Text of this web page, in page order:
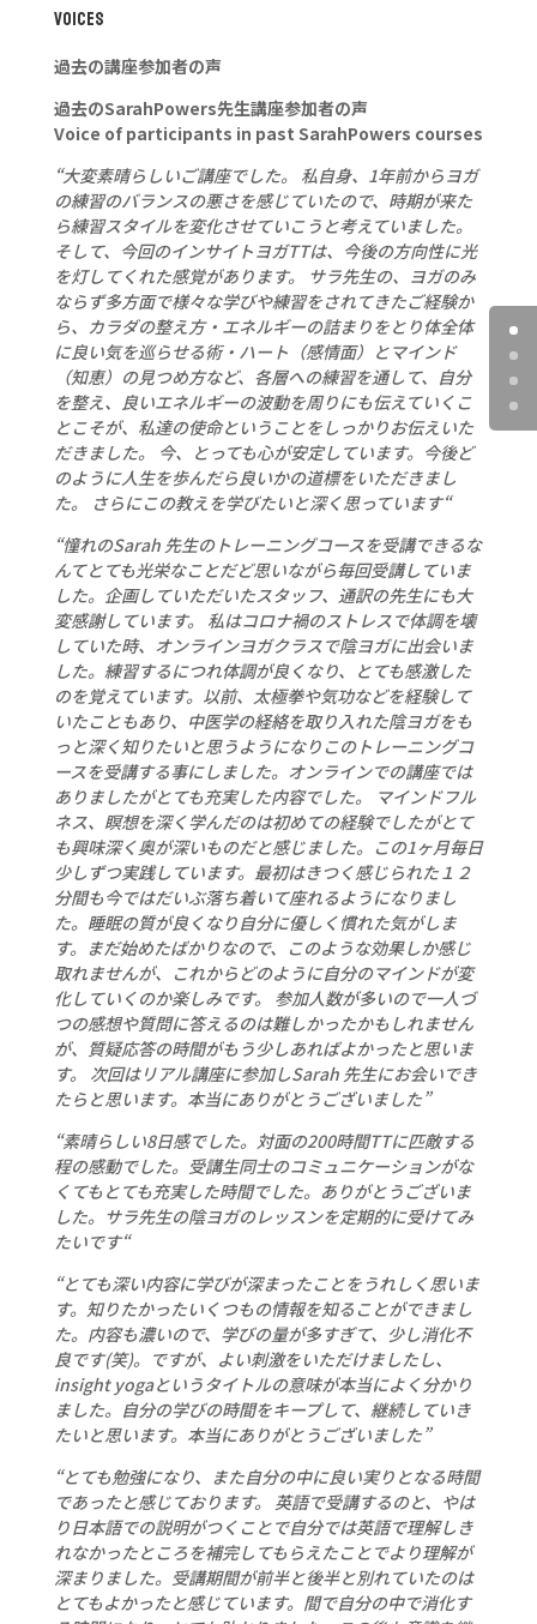
VOICES
過去の講座参加者の声
過去のSarahPowers先生講座参加者の声
Voice of participants in past SarahPowers courses
“大変素晴らしいご講座でした。 私自身、1年前からヨガ
の練習のバランスの悪さを感じていたので、時期が来た
ら練習スタイルを変化させていこうと考えていました。
そして、今回のインサイトヨガTTは、今後の方向性に光
を灯してくれた感覚があります。 サラ先生の、ヨガのみ
ならず多方面で様々な学びや練習をされてきたご経験か
ら、カラダの整え方・エネルギーの詰まりをとり体全体
に良い気を巡らせる術・ハート（感情面）とマインド
（知恵）の見つめ方など、各層への練習を通して、自分
を整え、良いエネルギーの波動を周りにも伝えていくこ
とこそが、私達の使命ということをしっかりお伝えいた
だきました。 今、とっても心が安定しています。今後ど
のように人生を歩んだら良いかの道標をいただきまし
た。 さらにこの教えを学びたいと深く思っています“
“憧れのSarah 先生のトレーニングコースを受講できるな
んてとても光栄なことだど思いながら毎回受講していま
した。企画していただいたスタッフ、通訳の先生にも大
変感謝しています。 私はコロナ禍のストレスで体調を壊
していた時、オンラインヨガクラスで陰ヨガに出会いま
した。練習するにつれ体調が良くなり、とても感激した
のを覚えています。以前、太極拳や気功などを経験して
いたこともあり、中医学の経絡を取り入れた陰ヨガをも
っと深く知りたいと思うようになりこのトレーニングコ
ースを受講する事にしました。オンラインでの講座では
ありましたがとても充実した内容でした。 マインドフル
ネス、瞑想を深く学んだのは初めての経験でしたがとて
も興味深く奥が深いものだと感じました。この1ヶ月毎日
少しずつ実践しています。最初はきつく感じられた１２
分間も今ではだいぶ落ち着いて座れるようになりまし
た。睡眠の質が良くなり自分に優しく慣れた気がしま
す。まだ始めたばかりなので、このような効果しか感じ
取れませんが、これからどのように自分のマインドが変
化していくのか楽しみです。 参加人数が多いので一人づ
つの感想や質問に答えるのは難しかったかもしれません
が、質疑応答の時間がもう少しあればよかったと思いま
す。 次回はリアル講座に参加しSarah 先生にお会いでき
たらと思います。本当にありがとうございました”
“素晴らしい8日感でした。対面の200時間TTに匹敵する
程の感動でした。受講生同士のコミュニケーションがな
くてもとても充実した時間でした。ありがとうございま
した。サラ先生の陰ヨガのレッスンを定期的に受けてみ
たいです“
“とても深い内容に学びが深まったことをうれしく思いま
す。知りたかったいくつもの情報を知ることができまし
た。内容も濃いので、学びの量が多すぎて、少し消化不
良です(笑)。ですが、よい刺激をいただけましたし、
insight yogaというタイトルの意味が本当によく分かり
ました。自分の学びの時間をキープして、継続していき
たいと思います。本当にありがとうございました”
“とても勉強になり、また自分の中に良い実りとなる時間
であったと感じております。 英語で受講するのと、やは
り日本語での説明がつくことで自分では英語で理解しき
れなかったところを補完してもらえたことでより理解が
深まりました。受講期間が前半と後半と別れていたのは
とてもよかったと感じています。間で自分の中で消化す